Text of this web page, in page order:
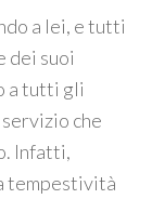
a lei, e tutti
dei suoi
a tutti gli
che
Infatti,
tempestività